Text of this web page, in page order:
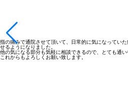
指の痛みで通院させて頂いて、日常的に気になってい
せるようになりました。
他の気になる部分も気軽に相談できるので、とても通い
これからもよろしくお願い致します。